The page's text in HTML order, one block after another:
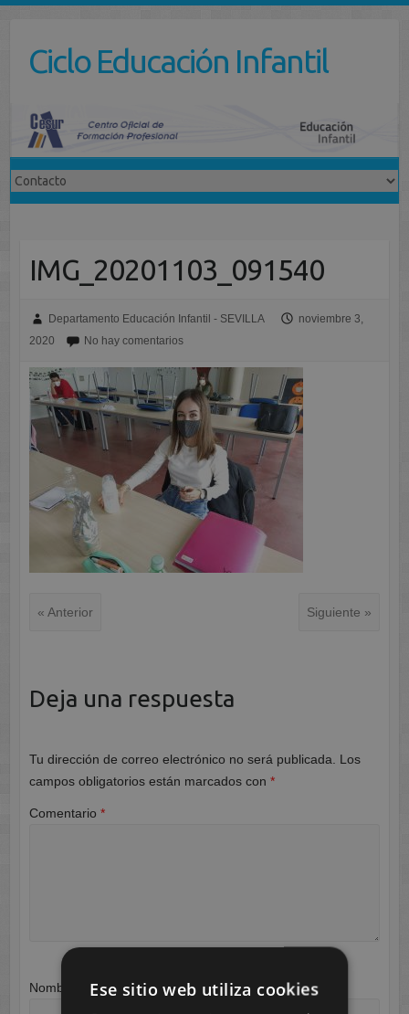
contenidoCiclo Educación Infantil
IMG_20201103_091540
Departamento Educación Infantil - SEVILLA
noviembre 3,
2020
No hay comentarios
« Anterior Siguiente »
Deja una respuesta
Tu dirección de correo electrónico no será publicada.
Los
campos obligatorios están marcados con *
Comentario *
Nombre Ese sitio web utiliza cookies